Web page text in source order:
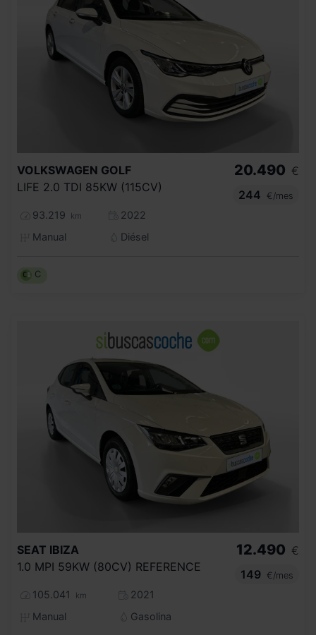
VOLKSWAGEN GOLF
LIFE 2.0 TDI 85KW (115CV)
93.219 km
2022
Manual
Diésel
20.490 €
244
€/mes
C
SEAT IBIZA
1.0 MPI 59KW (80CV) REFERENCE
105.041 km
2021
Manual
Gasolina
12.490 €
149
€/mes